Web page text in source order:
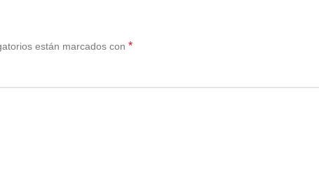
están marcados con *